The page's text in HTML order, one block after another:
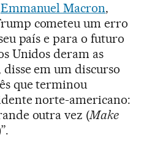
Emmanuel Macron,
cometeu um erro
país e para o futuro
Unidos deram as
disse em um discurso
que terminou
norte-americano:
outra vez (Make